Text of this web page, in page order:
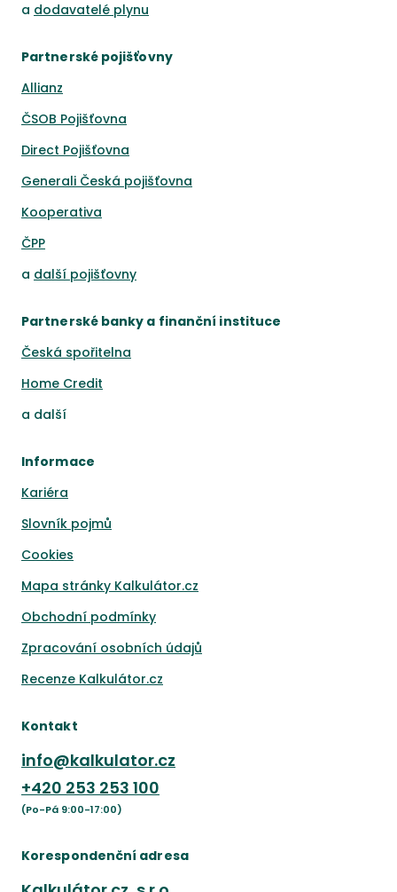
a dodavatelé plynu
Partnerské pojišťovny
Allianz
ČSOB Pojišťovna
Direct Pojišťovna
Generali Česká pojišťovna
Kooperativa
ČPP
a další pojišťovny
Partnerské banky a finanční instituce
Česká spořitelna
Home Credit
a další
Informace
Kariéra
Slovník pojmů
Cookies
Mapa stránky Kalkulátor.cz
Obchodní podmínky
Zpracování osobních údajů
Recenze Kalkulátor.cz
Kontakt
info@kalkulator.cz
+420 253 253 100
(Po-Pá 9:00-17:00)
Korespondenční adresa